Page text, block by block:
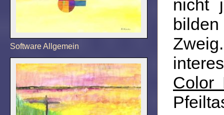
Software Allgemein
nicht
Color